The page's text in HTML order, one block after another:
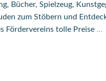
Bücher, Spielzeug,
zum Stöbern und
Fördervereins tolle Preise …